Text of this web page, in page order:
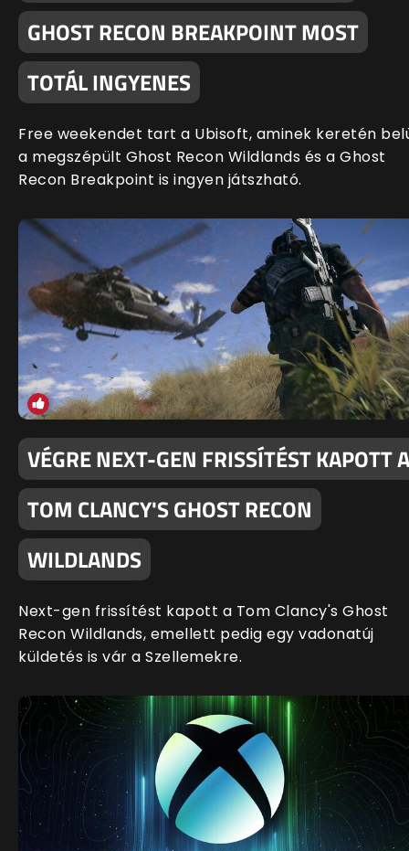
GHOST RECON BREAKPOINT MOST
TOTÁL INGYENES
Free weekendet tart a Ubisoft, aminek keretén
a megszépült Ghost Recon Wildlands és a Ghost
Recon Breakpoint is ingyen játszható.
VÉGRE NEXT-GEN FRISSÍTÉST KAPOTT A
TOM CLANCY'S GHOST RECON
WILDLANDS
Next-gen frissítést kapott a Tom Clancy's Ghost
Recon Wildlands, emellett pedig egy vadonatúj
küldetés is vár a Szellemekre.